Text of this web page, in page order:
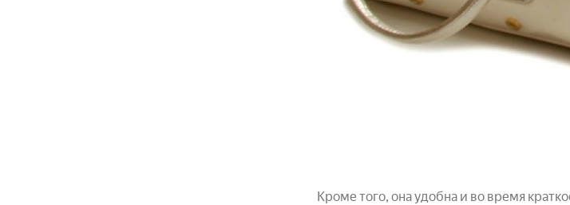
Кроме того, она удобна и во время